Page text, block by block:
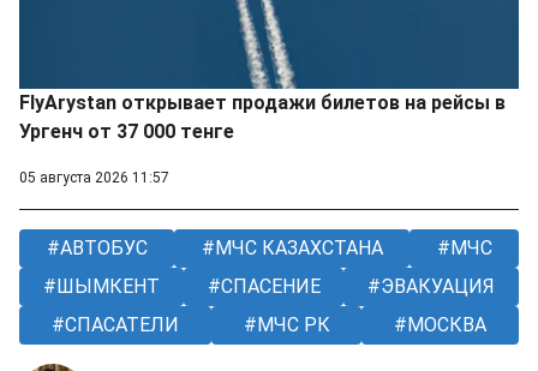
FlyArystan открывает продажи билетов на рейсы в
Ургенч от 37 000 тенге
05 августа 2026 11:57
АВТОБУС МЧС КАЗАХСТАНА
МЧС
ШЫМКЕНТ
СПАСЕНИЕ
ЭВАКУАЦИЯ
СПАСАТЕЛИ
МЧС РК МОСКВА